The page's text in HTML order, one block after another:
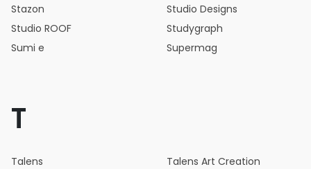
Stazon
Studio Designs
Studio ROOF
Studygraph
Sumi e
Supermag
T
Talens
Talens Art Creation